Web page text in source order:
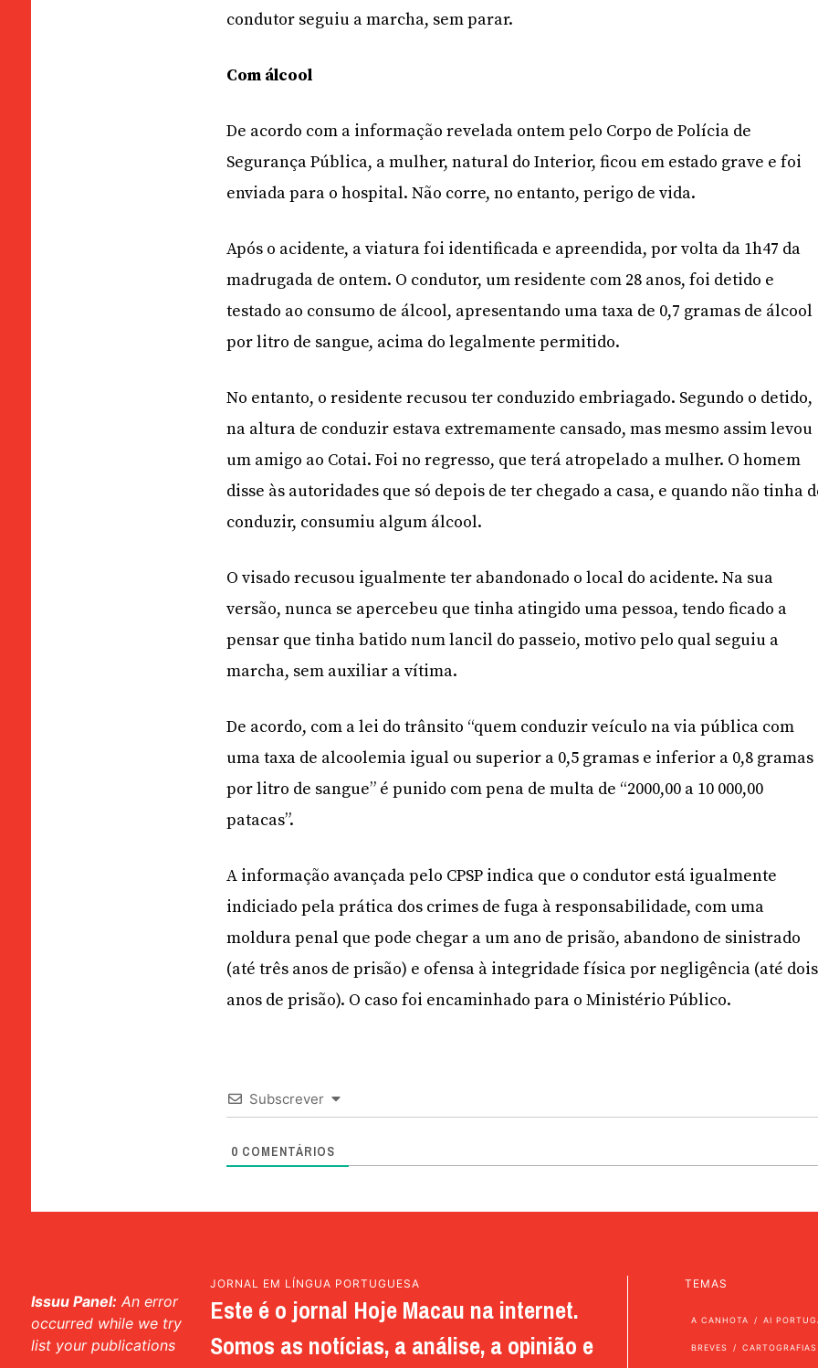
condutor seguiu a marcha, sem parar.
Com álcool
De acordo com a informação revelada ontem pelo Corpo de Polícia de
Segurança Pública, a mulher, natural do Interior, ficou em estado grave e foi
enviada para o hospital. Não corre, no entanto, perigo de vida.
Após o acidente, a viatura foi identificada e apreendida, por volta da 1h47 da
madrugada de ontem. O condutor, um residente com 28 anos, foi detido e
testado ao consumo de álcool, apresentando uma taxa de 0,7 gramas de álcool
por litro de sangue, acima do legalmente permitido.
No entanto, o residente recusou ter conduzido embriagado. Segundo o detido,
na altura de conduzir estava extremamente cansado, mas mesmo assim levou
um amigo ao Cotai. Foi no regresso, que terá atropelado a mulher. O homem
disse às autoridades que só depois de ter chegado a casa, e quando não tinha
conduzir, consumiu algum álcool.
O visado recusou igualmente ter abandonado o local do acidente. Na sua
versão, nunca se apercebeu que tinha atingido uma pessoa, tendo ficado a
pensar que tinha batido num lancil do passeio, motivo pelo qual seguiu a
marcha, sem auxiliar a vítima.
De acordo, com a lei do trânsito “quem conduzir veículo na via pública com
uma taxa de alcoolemia igual ou superior a 0,5 gramas e inferior a 0,8 gramas
por litro de sangue” é punido com pena de multa de “2000,00 a 10 000,00
patacas”.
A informação avançada pelo CPSP indica que o condutor está igualmente
indiciado pela prática dos crimes de fuga à responsabilidade, com uma
moldura penal que pode chegar a um ano de prisão, abandono de sinistrado
(até três anos de prisão) e ofensa à integridade física por negligência (até dois
anos de prisão). O caso foi encaminhado para o Ministério Público.
Subscrever
0 COMENTÁRIOS
Issuu Panel: An error
occurred while we try
list your publications
JORNAL EM LÍNGUA PORTUGUESA
Este é o jornal Hoje Macau na internet.
Somos as notícias, a análise, a opinião e
TEMAS
A CANHOTA AI
BREVES CARTOGRAFIAS